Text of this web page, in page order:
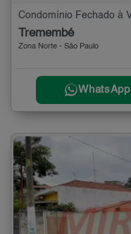
Tremembé
Zona Norte - São Paulo
WhatsApp